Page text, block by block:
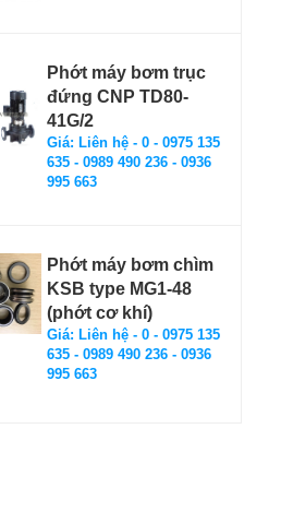
Phớt máy bơm trục
đứng CNP TD80-
41G/2
Giá: Liên hệ - 0 - 0975 135
635 - 0989 490 236 - 0936
995 663
Phớt máy bơm chìm
KSB type MG1-48
(phớt cơ khí)
Giá: Liên hệ - 0 - 0975 135
635 - 0989 490 236 - 0936
995 663